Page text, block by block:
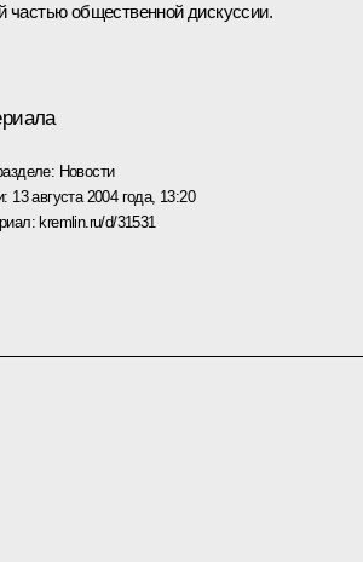
частью общественной дискуссии.
Новости
13 августа 2004 года, 13:20
kremlin.ru/d/31531